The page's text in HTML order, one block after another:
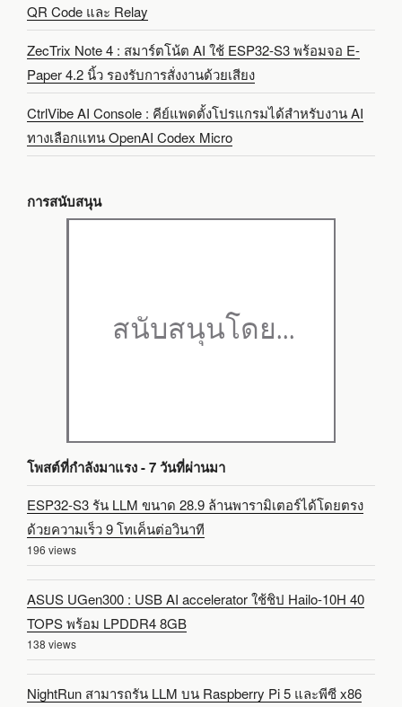
QR Code และ Relay
ZecTrix Note 4 : สมาร์ตโน้ต AI ใช้ ESP32-S3 พร้อมจอ E-
Paper 4.2 นิ้ว รองรับการสั่งงานด้วยเสียง
CtrlVibe AI Console : คีย์แพดตั้งโปรแกรมได้สำหรับงาน AI
ทางเลือกแทน OpenAI Codex Micro
การสนับสนุน
โพสต์ที่กำลังมาแรง - 7 วันที่ผ่านมา
ESP32-S3 รัน LLM ขนาด 28.9 ล้านพารามิเตอร์ได้โดยตรง
ด้วยความเร็ว 9 โทเค็นต่อวินาที
196 views
ASUS UGen300 : USB AI accelerator ใช้ชิป Hailo-10H 40
TOPS พร้อม LPDDR4 8GB
138 views
NightRun สามารถรัน LLM บน Raspberry Pi 5 และพีซี x86